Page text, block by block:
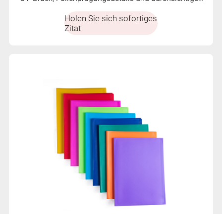
wirkungsvolle Dokumentenpräsentationen
Holen Sie sich sofortiges
Zitat